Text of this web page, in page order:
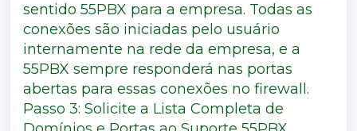
sentido 55PBX para a empresa. Todas as
conexões são iniciadas pelo usuário
internamente na rede da empresa, e a
55PBX sempre responderá nas portas
abertas para essas conexões no firewall.
Passo 3: Solicite a Lista Completa de